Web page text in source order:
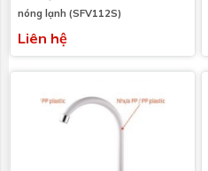
nóng lạnh (SFV112S)
Liên hệ